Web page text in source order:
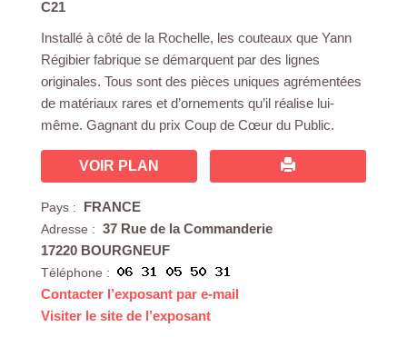
C21
Installé à côté de la Rochelle, les couteaux que Yann
Régibier fabrique se démarquent par des lignes
originales. Tous sont des pièces uniques agrémentées
de matériaux rares et d’ornements qu’il réalise lui-
même. Gagnant du prix Coup de Cœur du Public.
VOIR PLAN
Pays : FRANCE
Adresse : 37 Rue de la Commanderie
17220 BOURGNEUF
Téléphone :
Contacter l’exposant par e-mail
Visiter le site de l’exposant